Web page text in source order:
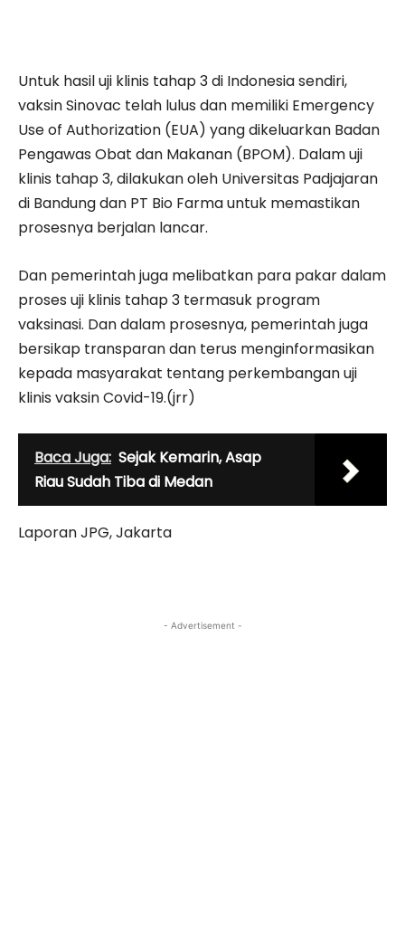
Untuk hasil uji klinis tahap 3 di Indonesia sendiri,
vaksin Sinovac telah lulus dan memiliki Emergency
Use of Authorization (EUA) yang dikeluarkan Badan
Pengawas Obat dan Makanan (BPOM). Dalam uji
klinis tahap 3, dilakukan oleh Universitas Padjajaran
di Bandung dan PT Bio Farma untuk memastikan
prosesnya berjalan lancar.
Dan pemerintah juga melibatkan para pakar dalam
proses uji klinis tahap 3 termasuk program
vaksinasi. Dan dalam prosesnya, pemerintah juga
bersikap transparan dan terus menginformasikan
kepada masyarakat tentang perkembangan uji
klinis vaksin Covid-19.(jrr)
Baca Juga: Sejak Kemarin, Asap
Riau Sudah Tiba di Medan
Laporan JPG, Jakarta
- Advertisement -